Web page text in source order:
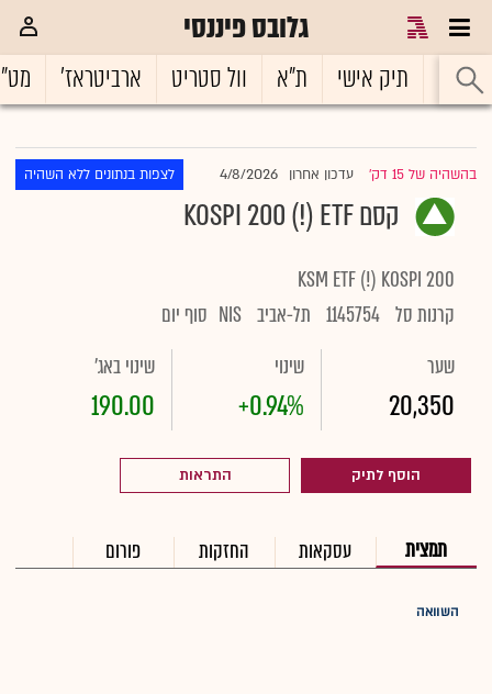
גלובס פיננסי
ראשי תיק אישי ת"א וול סטריט ארביטראז'
בהשהיה של 15 דק' |עדכון אחרון 4/8/2026 לצפות בנתונים ללא השהיה
קסם KOSPI 200 (!) ETF
KSM ETF (!) KOSPI 200
קרנות סל 1145754 תל-אביב NIS סוף יום
שער
20,350
שינוי
+0.94%
שינוי באג'
190.00
הוסף לתיק התראות
תמצית עסקאות החזקות פורום
השוואה